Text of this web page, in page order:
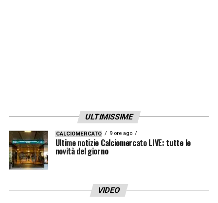
ULTIMISSIME
CALCIOMERCATO 9 ore ago
Ultime notizie Calciomercato LIVE: tutte le
novità del giorno
VIDEO